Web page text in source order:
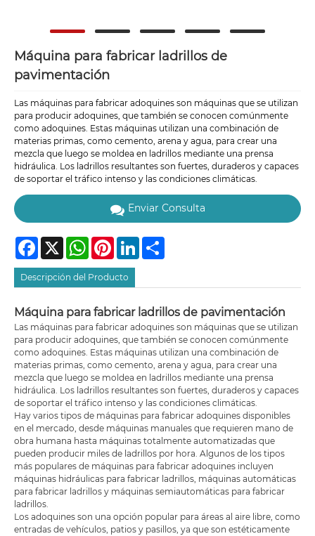
Máquina para fabricar ladrillos de
pavimentación
Las máquinas para fabricar adoquines son máquinas que se utilizan
para producir adoquines, que también se conocen comúnmente
como adoquines. Estas máquinas utilizan una combinación de
materias primas, como cemento, arena y agua, para crear una
mezcla que luego se moldea en ladrillos mediante una prensa
hidráulica. Los ladrillos resultantes son fuertes, duraderos y capaces
de soportar el tráfico intenso y las condiciones climáticas.
Enviar Consulta
Facebook
X WhatsAppPinterestLinkedIn
Descripción del Producto
Máquina para fabricar ladrillos de pavimentación
Las máquinas para fabricar adoquines son máquinas que se utilizan
para producir adoquines, que también se conocen comúnmente
como adoquines. Estas máquinas utilizan una combinación de
materias primas, como cemento, arena y agua, para crear una
mezcla que luego se moldea en ladrillos mediante una prensa
hidráulica. Los ladrillos resultantes son fuertes, duraderos y capaces
de soportar el tráfico intenso y las condiciones climáticas.
Hay varios tipos de máquinas para fabricar adoquines disponibles
en el mercado, desde máquinas manuales que requieren mano de
obra humana hasta máquinas totalmente automatizadas que
pueden producir miles de ladrillos por hora. Algunos de los tipos
más populares de máquinas para fabricar adoquines incluyen
máquinas hidráulicas para fabricar ladrillos, máquinas automáticas
para fabricar ladrillos y máquinas semiautomáticas para fabricar
ladrillos.
Los adoquines son una opción popular para áreas al aire libre, como
entradas de vehículos, patios y pasillos, ya que son estéticamente